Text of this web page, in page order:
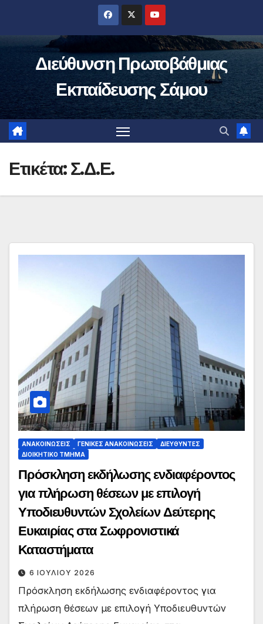
περιεχόμενο
Διεύθυνση Πρωτοβάθμιας
Εκπαίδευσης Σάμου
Ετικέτα:Σ.Δ.Ε.
ΑΝΑΚΟΙΝΏΣΕΙΣ ΓΕΝΙΚΈΣ ΑΝΑΚΟΙΝΏΣΕΙΣ
ΔΙΕΥΘΥΝΤΈΣ
ΔΙΟΙΚΗΤΙΚΌ ΤΜΉΜΑ
Πρόσκληση εκδήλωσης ενδιαφέροντος
για πλήρωση θέσεων με επιλογή
Υποδιευθυντών Σχολείων Δεύτερης
Ευκαιρίας στα Σωφρονιστικά
Καταστήματα
6 ΙΟΥΛΊΟΥ 2026
Πρόσκληση εκδήλωσης ενδιαφέροντος για
πλήρωση θέσεων με επιλογή Υποδιευθυντών